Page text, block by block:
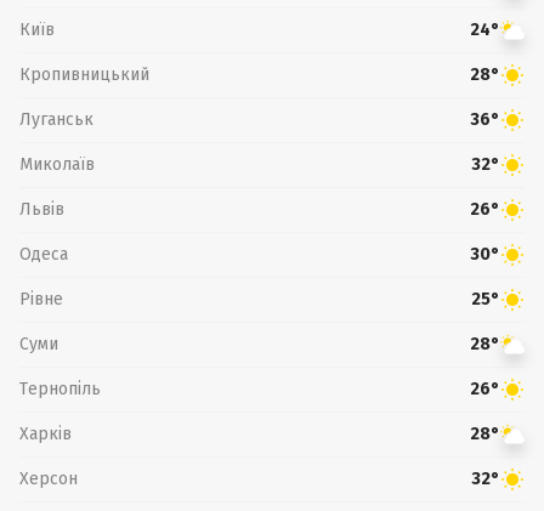
Київ 24°
Кропивницький 28°
Луганськ 36°
Миколаїв 32°
Львів 26°
Одеса 30°
Рівне 25°
Суми 28°
Тернопіль 26°
Харків 28°
Херсон 32°